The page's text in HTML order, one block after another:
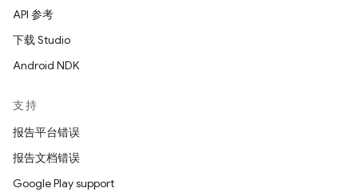
API 参考
下载 Studio
Android NDK
支持
报告平台错误
报告文档错误
Google Play support